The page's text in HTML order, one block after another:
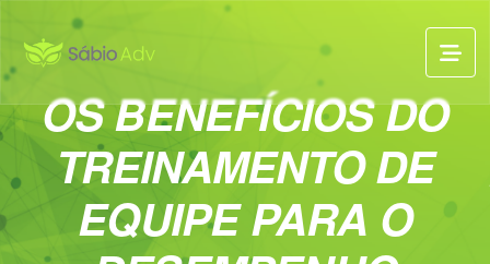
OS BENEFÍCIOS DO
TREINAMENTO DE
EQUIPE PARA O